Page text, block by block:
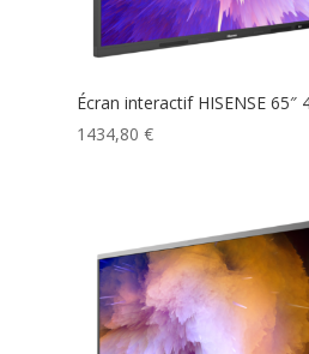
Écran interactif HISENSE 65″
1434,80 €